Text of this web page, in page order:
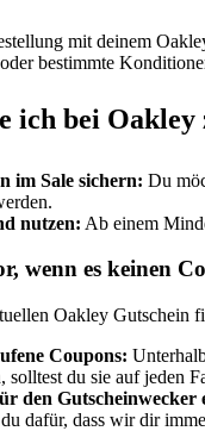
mit deinem
bestimmte
ich bei Oakley
im Sale sichern: Du
nutzen: Ab einem
wenn es keinen
Oakley Gutschein
Coupons:
solltest du sie auf jeden
den Gutscheinwecker
dafür, dass wir dir